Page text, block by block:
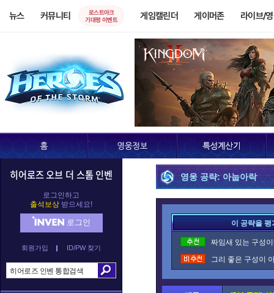
뉴스 커뮤니티
로스트아크
기대평 이벤트
게임캘린더 게이머존 라이브/
히어로즈 오브 더 스톰 인벤
로그인하고
출석보상 받으세요!
로그인
회원가입 ID/PW 찾기
영웅 공략: 아눕아락
이 공략을
짜임새 있는 구성
그리 좋은 구성이